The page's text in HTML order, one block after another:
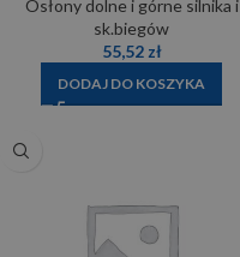
Osłony dolne i górne silnika i
sk.biegów
55,52 zł
DODAJ DO KOSZYKA